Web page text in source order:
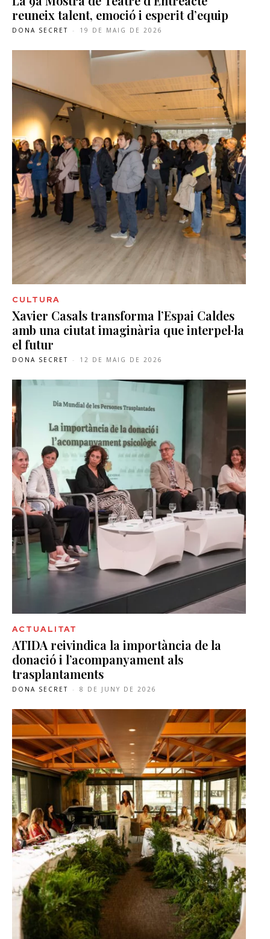
reuneix talent, emoció i esperit d’equip
DONA SECRET - 19 DE MAIG DE 2026
CULTURA
Xavier Casals transforma l’Espai Caldes
amb una ciutat imaginària que interpel·la
el futur
DONA SECRET - 12 DE MAIG DE 2026
ACTUALITAT
ATIDA reivindica la importància de la
donació i l’acompanyament als
trasplantaments
DONA SECRET - 8 DE JUNY DE 2026